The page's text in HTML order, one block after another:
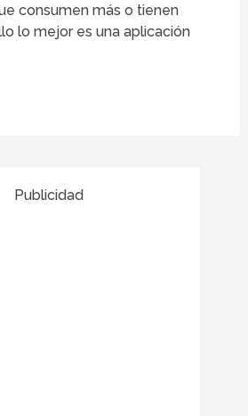
consumen más o tienen
lo mejor es una aplicación
Publicidad